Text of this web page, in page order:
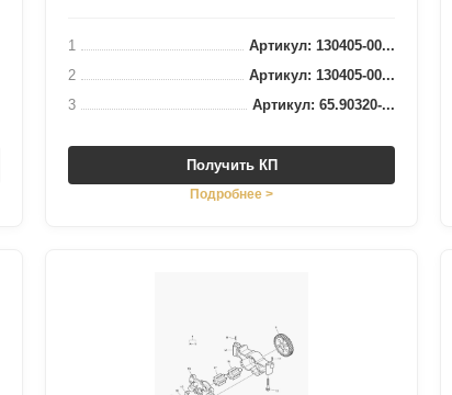
1
Артикул: 130405-00...
2
Артикул: 130405-00...
3
Артикул: 65.90320-...
Получить КП
Подробнее >